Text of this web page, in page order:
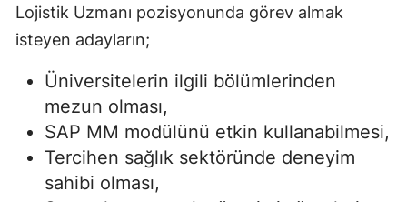
Lojistik Uzmanı pozisyonunda görev almak
isteyen adayların;
Üniversitelerin ilgili bölümlerinden
mezun olması,
SAP MM modülünü etkin kullanabilmesi,
Tercihen sağlık sektöründe deneyim
sahibi olması,